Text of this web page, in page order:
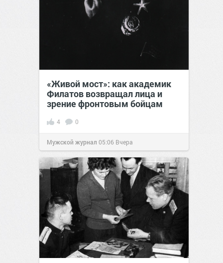
«Живой мост»: как академик
Филатов возвращал лица и
зрение фронтовым бойцам
4 0
Мужской журнал 05:06 Вчера